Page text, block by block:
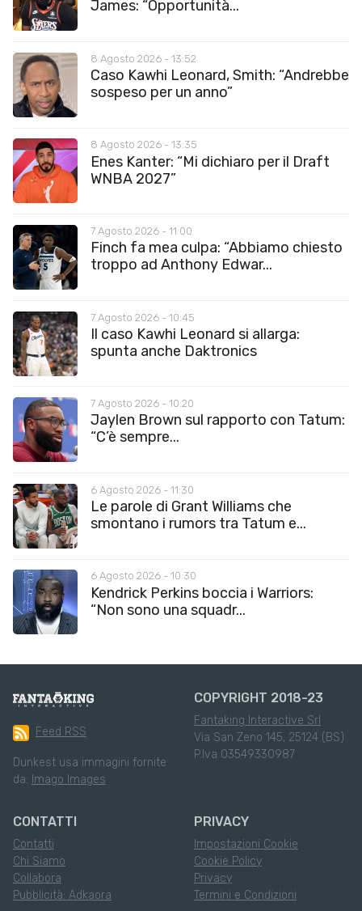
James: “Opportunità...
8 Agosto 2026 - 13:52
Caso Kawhi Leonard, Smith: “Andrebbe
sospeso per un anno”
8 Agosto 2026 - 13:35
Enes Kanter: “Mi dichiaro per il Draft
WNBA 2027”
7 Agosto 2026 - 11:00
Finch fa mea culpa: “Abbiamo chiesto
troppo ad Anthony Edwar...
7 Agosto 2026 - 10:45
Il caso Kawhi Leonard si allarga:
spunta anche Daktronics
7 Agosto 2026 - 10:20
Jaylen Brown sul rapporto con Tatum:
“C’è sempre...
6 Agosto 2026 - 11:30
Le parole di Grant Williams che
smontano i rumors tra Tatum e...
6 Agosto 2026 - 10:30
Kendrick Perkins boccia i Warriors:
“Non sono una squadr...
Feed RSS
Dunkest usa immagini fornite
da: Imago Images
COPYRIGHT 2018-23
Fantaking Interactive Srl
Via San Zeno 145, 25124 (BS)
P.Iva 03549330987
CONTATTI
Contatti
Chi Siamo
Collabora
Pubblicità: Adkaora
PRIVACY
Impostazioni Cookie
Cookie Policy
Privacy
Termini e Condizioni